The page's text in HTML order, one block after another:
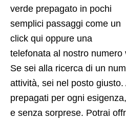
verde prepagato in pochi
semplici passaggi come un
click qui oppure una
telefonata al nostro numero
Se sei alla ricerca di un
attività, sei nel posto
prepagati per ogni
e senza sorprese. Potrai